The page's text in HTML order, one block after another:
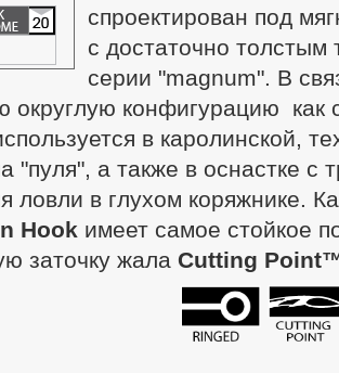
спроектирован под
с достаточно
серии "magnum". В
округлую конфигурацию как
в каролинской,
"пуля", а также в оснастке
ловли в глухом коряжнике.
Hook имеет самое стойкое
заточку жала Cutting